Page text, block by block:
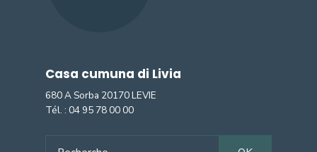
Casa cumuna di Livia
680 A Sorba 20170 LEVIE
Tél. : 04 95 78 00 00